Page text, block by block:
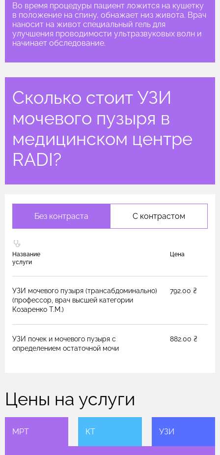
Во время процедуры пациент ложится на кушетку
в положение на спину, обнажает низ живота. Врач
наносит на живот специальный гель для
улучшения проводимости ультразвуковых волн и
начинает обследование.
Сколько стоит УЗИ
мочевого пузыря в
медицинском центре
RADI?
Без контраста С контрастом
Название
услуги
Цена
УЗИ мочевого пузыря (трансабдоминально)
(профессор, врач высшей категории
Козаренко Т.М.)
792.00 ₴
УЗИ почек и мочевого пузыря с
определением остаточной мочи
882.00 ₴
Цены на услуги
МРТ КТ УЗИ